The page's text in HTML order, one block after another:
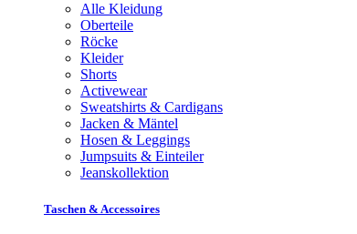
Alle Kleidung
Oberteile
Röcke
Kleider
Shorts
Activewear
Sweatshirts & Cardigans
Jacken & Mäntel
Hosen & Leggings
Jumpsuits & Einteiler
Jeanskollektion
Taschen & Accessoires